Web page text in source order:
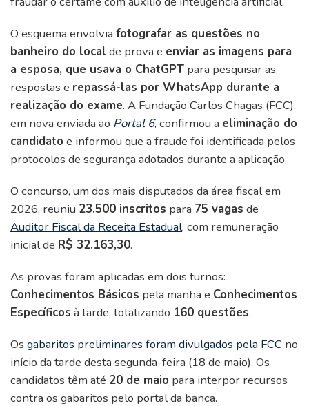
O esquema envolvia fotografar as questões no
banheiro do localde prova e enviar as imagens para
a esposa, que usava o ChatGPT para pesquisar as
respostas e repassá-las por WhatsApp durante a
realização do exame. A Fundação Carlos Chagas (FCC),
em nova enviada ao Portal 6, confirmou a eliminação do
candidato e informou que a fraude foi identificada pelos
protocolos de segurança adotados durante a aplicação.
O concurso, um dos mais disputados da área fiscal em
2026, reuniu 23.500 inscritos para 75 vagas de
Auditor Fiscal da Receita Estadual, com remuneração
inicial de R$ 32.163,30.
As provas foram aplicadas em dois turnos:
Conhecimentos Básicos pela manhã e Conhecimentos
Específicos à tarde, totalizando 160 questões.
Os gabaritos preliminares foram divulgados pela FCC no
início da tarde desta segunda-feira (18 de maio). Os
candidatos têm até 20 de maio para interpor recursos
contra os gabaritos pelo portal da banca.